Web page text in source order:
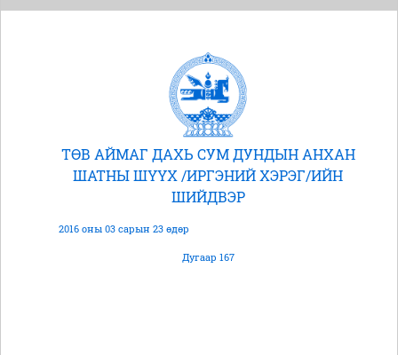
ТӨВ АЙМАГ ДАХЬ СУМ ДУНДЫН АНХАН
ШАТНЫ ШҮҮХ /ИРГЭНИЙ ХЭРЭГ/ИЙН
ШИЙДВЭР
2016 оны 03 сарын 23 өдөр
Дугаар 167